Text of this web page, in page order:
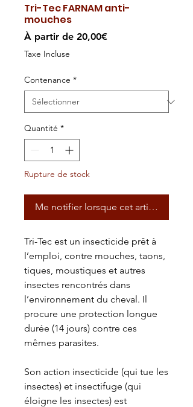
Tri-Tec FARNAM anti-
mouches
À partir de 20,00€Prix
Taxe Incluse
Contenance *
Quantité *
Rupture de stock
Me notifier lorsque cet article est
Tri-Tec est un insecticide prêt à
l’emploi, contre mouches, taons,
tiques, moustiques et autres
insectes rencontrés dans
l’environnement du cheval. Il
procure une protection longue
durée (14 jours) contre ces
mêmes parasites.
Son action insecticide (qui tue les
insectes) et insectifuge (qui
éloigne les insectes) est